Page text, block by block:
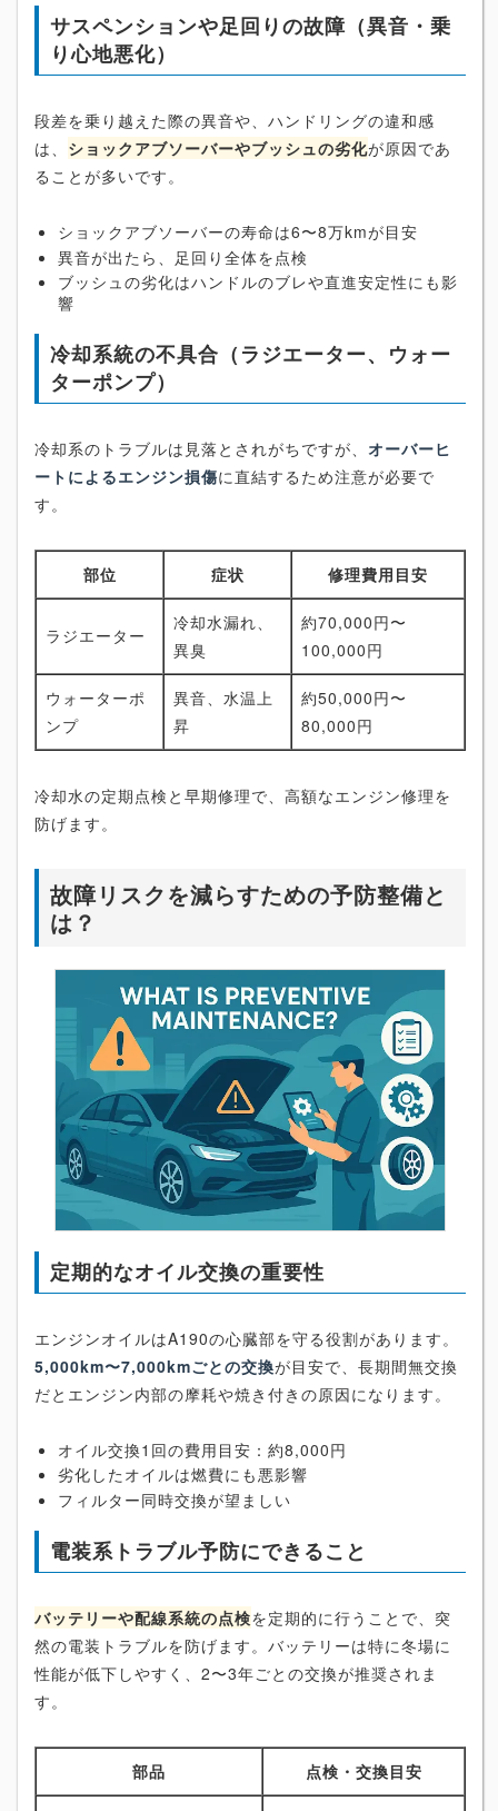
サスペンションや足回りの故障（異音・乗
り心地悪化）
段差を乗り越えた際の異音や、ハンドリングの違和感
は、 ショックアブソーバーやブッシュの劣化が原因であ
ることが多いです。
ショックアブソーバーの寿命は6〜8万kmが目安
異音が出たら、足回り全体を点検
ブッシュの劣化はハンドルのブレや直進安定性にも影
響
冷却系統の不具合（ラジエーター、ウォー
ターポンプ）
冷却系のトラブルは見落とされがちですが、 オーバーヒ
ートによるエンジン損傷に直結するため注意が必要で
す。
部位 症状 修理費用目安
ラジエーター
冷却水漏れ、
異臭
約70,000円〜
100,000円
ウォーターポ
ンプ
異音、水温上
昇
約50,000円〜
80,000円
冷却水の定期点検と早期修理で、高額なエンジン修理を
防げます。
故障リスクを減らすための予防整備と
は？
定期的なオイル交換の重要性
エンジンオイルはA190の心臓部を守る役割があります。
5,000km〜7,000kmごとの交換が目安で、長期間無交換
だとエンジン内部の摩耗や焼き付きの原因になります。
オイル交換1回の費用目安：約8,000円
劣化したオイルは燃費にも悪影響
フィルター同時交換が望ましい
電装系トラブル予防にできること
バッテリーや配線系統の点検を定期的に行うことで、突
然の電装トラブルを防げます。バッテリーは特に冬場に
性能が低下しやすく、2〜3年ごとの交換が推奨されま
す。
部品 点検・交換目安